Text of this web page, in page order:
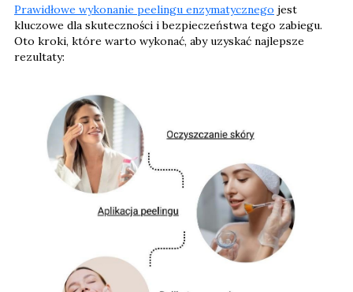
Prawidłowe wykonanie peelingu enzymatycznego jest
kluczowe dla skuteczności i bezpieczeństwa tego zabiegu.
Oto kroki, które warto wykonać, aby uzyskać najlepsze
rezultaty: